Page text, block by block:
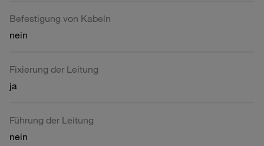
Befestigung von Kabeln
nein
Fixierung der Leitung
ja
Führung der Leitung
nein